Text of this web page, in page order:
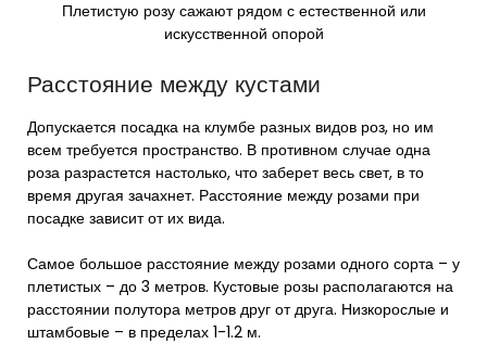
Плетистую розу сажают рядом с естественной или
искусственной опорой
Расстояние между кустами
Допускается посадка на клумбе разных видов роз, но им
всем требуется пространство. В противном случае одна
роза разрастется настолько, что заберет весь свет, в то
время другая зачахнет. Расстояние между розами при
посадке зависит от их вида.
Самое большое расстояние между розами одного сорта – у
плетистых – до 3 метров. Кустовые розы располагаются на
расстоянии полутора метров друг от друга. Низкорослые и
штамбовые – в пределах 1-1.2 м.